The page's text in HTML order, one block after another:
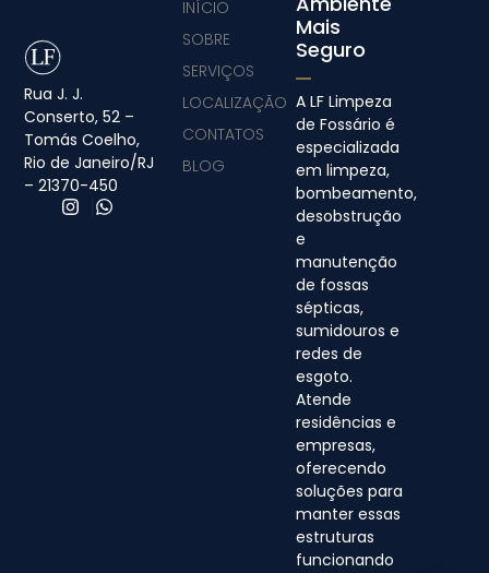
Rua J. J.
Conserto, 52 –
Tomás Coelho,
Rio de Janeiro/RJ
– 21370-450
Mais
Seguro
A LF Limpeza
de Fossário é
especializada
em limpeza,
bombeamento,
desobstrução
e
manutenção
de fossas
sépticas,
sumidouros e
redes de
esgoto.
Atende
residências e
empresas,
oferecendo
soluções para
manter essas
estruturas
funcionando
INÍCIO
SOBRE
SERVIÇOS
LOCALIZAÇÃO
CONTATOS
BLOG